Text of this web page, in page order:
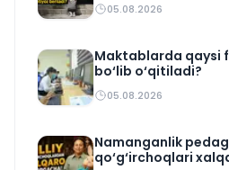
05.08.2026
Maktablarda qaysi
bo‘lib o‘qitiladi?
05.08.2026
Namanganlik
qo‘g‘irchoqlari